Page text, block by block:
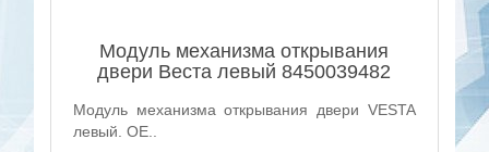
Модуль механизма открывания
двери Веста левый 8450039482
Модуль механизма открывания двери VESTA
левый. OE..